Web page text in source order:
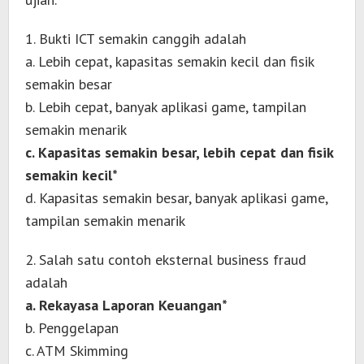
1. Bukti ICT semakin canggih adalah
a. Lebih cepat, kapasitas semakin kecil dan fisik
semakin besar
b. Lebih cepat, banyak aplikasi game, tampilan
semakin menarik
c. Kapasitas semakin besar, lebih cepat dan fisik
semakin kecil*
d. Kapasitas semakin besar, banyak aplikasi game,
tampilan semakin menarik
2. Salah satu contoh eksternal business fraud
adalah
a. Rekayasa Laporan Keuangan*
b. Penggelapan
c. ATM Skimming